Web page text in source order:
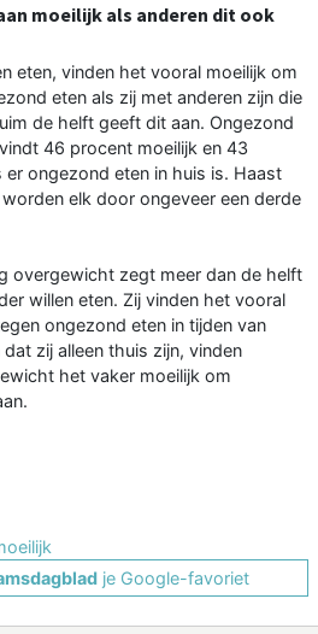
moeilijk als anderen dit ook
eten, vinden het vooral moeilijk om
eten als zij met anderen zijn die
de helft geeft dit aan. Ongezond
46 procent moeilijk en 43
ongezond eten in huis is. Haast
elk door ongeveer een derde
overgewicht zegt meer dan de helft
willen eten. Zij vinden het vooral
ongezond eten in tijden van
zij alleen thuis zijn, vinden
het vaker moeilijk om
je Google-favoriet